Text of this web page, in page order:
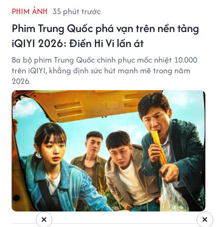
PHIM ẢNH 35 phút trước
Phim Trung Quốc phá vạn trên nền tảng
iQIYI 2026: Điền Hi Vi lấn át
Ba bộ phim Trung Quốc chinh phục mốc nhiệt 10.000
trên iQIYI, khẳng định sức hút mạnh mẽ trong năm
2026.
×
×